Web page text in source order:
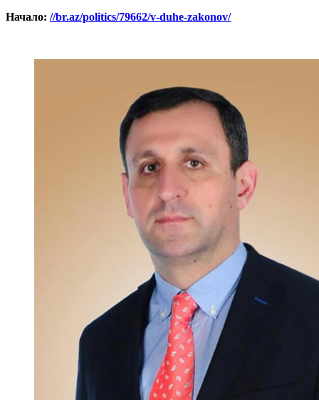
Начало: //br.az/politics/79662/v-duhe-zakonov/